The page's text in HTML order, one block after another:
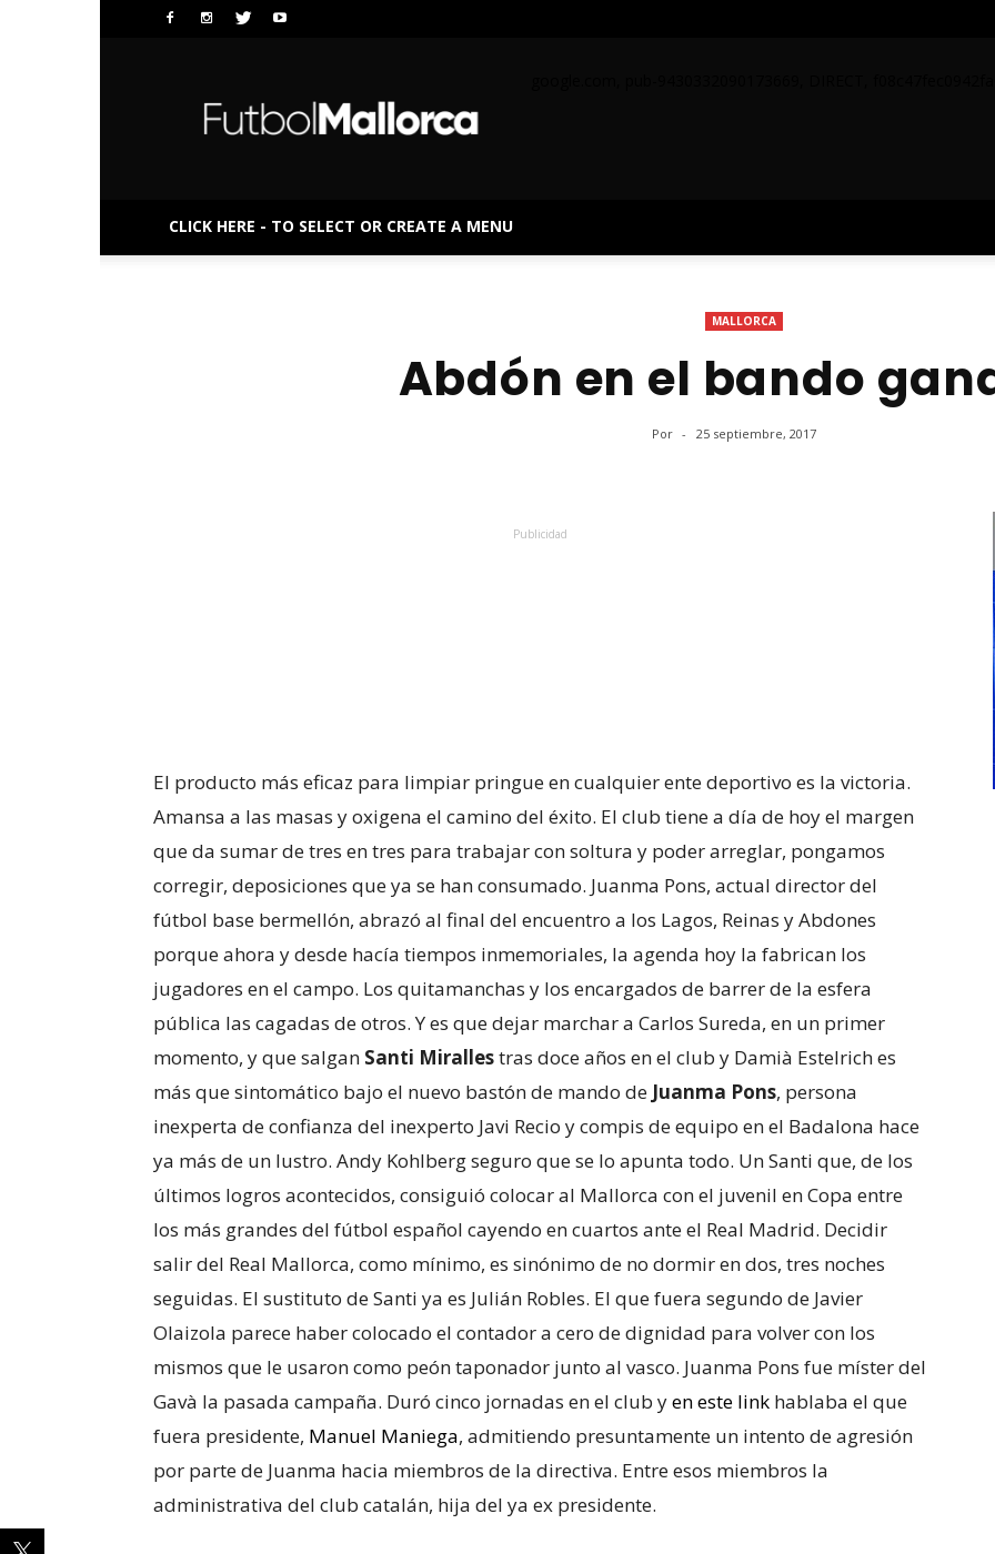
CLICK HERE - TO SELECT OR CREATE A MENU
MALLORCA
Abdón en el bando
Por - 25 septiembre, 2017
Publicidad
El producto más eficaz para limpiar pringue en cualquier ente deportivo es la victoria.
Amansa a las masas y oxigena el camino del éxito. El club tiene a día de hoy el margen
que da sumar de tres en tres para trabajar con soltura y poder arreglar, pongamos
corregir, deposiciones que ya se han consumado. Juanma Pons, actual director del
fútbol base bermellón, abrazó al final del encuentro a los Lagos, Reinas y Abdones
porque ahora y desde hacía tiempos inmemoriales, la agenda hoy la fabrican los
jugadores en el campo. Los quitamanchas y los encargados de barrer de la esfera
pública las cagadas de otros. Y es que dejar marchar a Carlos Sureda, en un primer
momento, y que salgan Santi Mirallestras doce años en el club y Damià Estelrich es
más que sintomático bajo el nuevo bastón de mando de Juanma Pons, persona
inexperta de confianza del inexperto Javi Recio y compis de equipo en el Badalona hace
ya más de un lustro. Andy Kohlberg seguro que se lo apunta todo. Un Santi que, de los
últimos logros acontecidos, consiguió colocar al Mallorca con el juvenil en Copa entre
los más grandes del fútbol español cayendo en cuartos ante el Real Madrid. Decidir
salir del Real Mallorca, como mínimo, es sinónimo de no dormir en dos, tres noches
seguidas. El sustituto de Santi ya es Julián Robles. El que fuera segundo de Javier
Olaizola parece haber colocado el contador a cero de dignidad para volver con los
mismos que le usaron como peón taponador junto al vasco. Juanma Pons fue míster del
Gavà la pasada campaña. Duró cinco jornadas en el club yen este link hablaba el que
fuera presidente, Manuel Maniega, admitiendo presuntamente un intento de agresión
por parte de Juanma hacia miembros de la directiva. Entre esos miembros la
administrativa del club catalán, hija del ya ex presidente.